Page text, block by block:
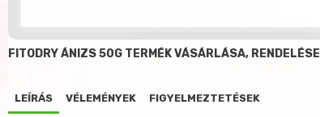
FITODRY ÁNIZS 50G TERMÉK VÁSÁRLÁSA, RENDELÉSE
LEÍRÁS VÉLEMÉNYEK FIGYELMEZTETÉSEK